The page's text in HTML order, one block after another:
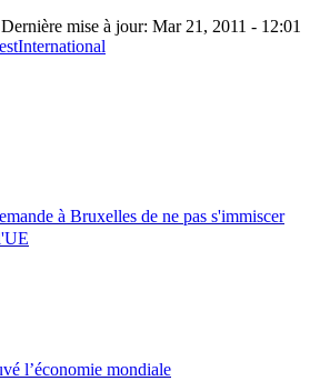
Dernière mise à jour: Mar 21, 2011 - 12:01
International
à Bruxelles de ne pas s'immiscer
l’économie mondiale